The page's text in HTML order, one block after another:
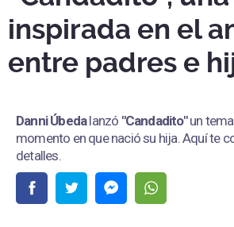
inspirada en el
entre padres e
Danni Úbedalanzó "Candadito"un
momento en que nació su hija. Aquí te
detalles.